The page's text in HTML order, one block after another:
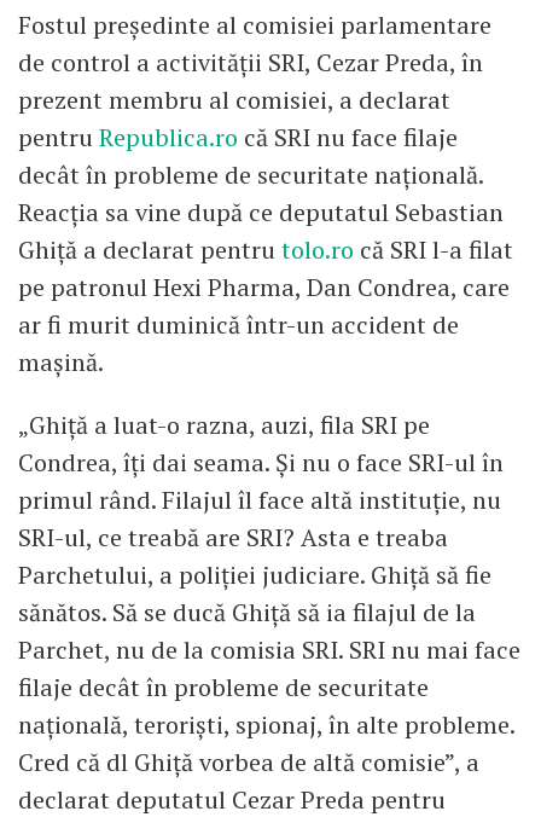
Fostul președinte al comisiei parlamentare
de control a activității SRI, Cezar Preda, în
prezent membru al comisiei, a declarat
pentruRepublica.ro că SRI nu face filaje
decât în probleme de securitate națională.
Reacția sa vine după ce deputatul Sebastian
Ghiță a declarat pentrutolo.ro că SRI l-a filat
pe patronul Hexi Pharma, Dan Condrea, care
ar fi murit duminică într-un accident de
mașină.
„Ghiță a luat-o razna, auzi, fila SRI pe
Condrea, îți dai seama. Și nu o face SRI-ul în
primul rând. Filajul îl face altă instituție, nu
SRI-ul, ce treabă are SRI? Asta e treaba
Parchetului, a poliției judiciare. Ghiță să fie
sănătos. Să se ducă Ghiță să ia filajul de la
Parchet, nu de la comisia SRI. SRI nu mai face
filaje decât în probleme de securitate
națională, teroriști, spionaj, în alte probleme.
Cred că dl Ghiță vorbea de altă comisie”, a
declarat deputatul Cezar Preda pentru